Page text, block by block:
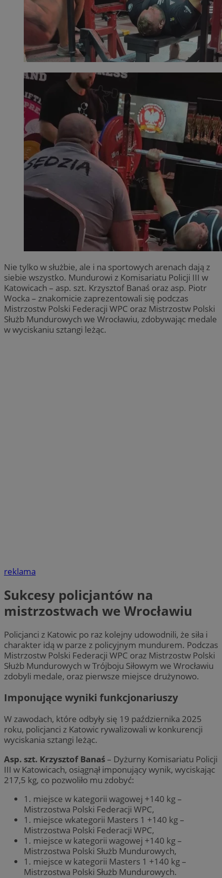
Nie tylko w służbie, ale i na sportowych arenach dają z
siebie wszystko. Mundurowi z Komisariatu Policji III w
Katowicach – asp. szt. Krzysztof Banaś oraz asp. Piotr
Wocka – znakomicie zaprezentowali się podczas
Mistrzostw Polski Federacji WPC oraz Mistrzostw Polski
Służb Mundurowych we Wrocławiu, zdobywając medale
w wyciskaniu sztangi leżąc.
reklama
Sukcesy policjantów na
mistrzostwach we Wrocławiu
Policjanci z Katowic po raz kolejny udowodnili, że siła i
charakter idą w parze z policyjnym mundurem. Podczas
Mistrzostw Polski Federacji WPC oraz Mistrzostw Polski
Służb Mundurowych w Trójboju Siłowym we Wrocławiu
zdobyli medale, oraz pierwsze miejsce drużynowo.
Imponujące wyniki funkcjonariuszy
W zawodach, które odbyły się 19 października 2025
roku, policjanci z Katowic rywalizowali w konkurencji
wyciskania sztangi leżąc.
Asp. szt. Krzysztof Banaś– Dyżurny Komisariatu Policji
III w Katowicach, osiągnął imponujący wynik, wyciskając
217,5 kg, co pozwoliło mu zdobyć:
1. miejsce w kategorii wagowej +140 kg –
Mistrzostwa Polski Federacji WPC,
1. miejsce wkategorii Masters 1 +140 kg –
Mistrzostwa Polski Federacji WPC,
1. miejsce w kategorii wagowej +140 kg –
Mistrzostwa Polski Służb Mundurowych,
1. miejsce w kategorii Masters 1 +140 kg –
Mistrzostwa Polski Służb Mundurowych.